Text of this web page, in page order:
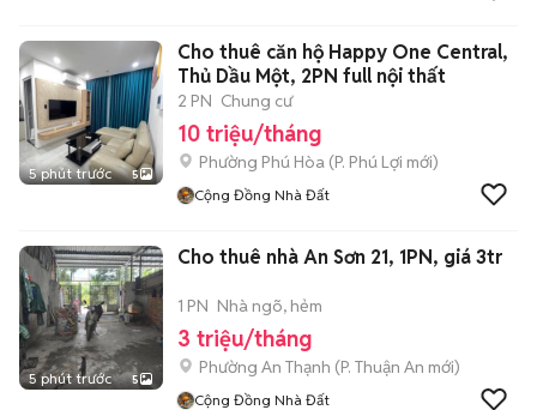
5 phút trước 5
Cho thuê căn hộ Happy One Central,
Thủ Dầu Một, 2PN full nội thất
2 PN Chung cư
10 triệu/tháng
Phường Phú Hòa (P. Phú Lợi mới)
Cộng Đồng Nhà Đất
5 phút trước 5
Cho thuê nhà An Sơn 21, 1PN, giá 3tr
1 PN Nhà ngõ, hẻm
3 triệu/tháng
Phường An Thạnh (P. Thuận An mới)
Cộng Đồng Nhà Đất